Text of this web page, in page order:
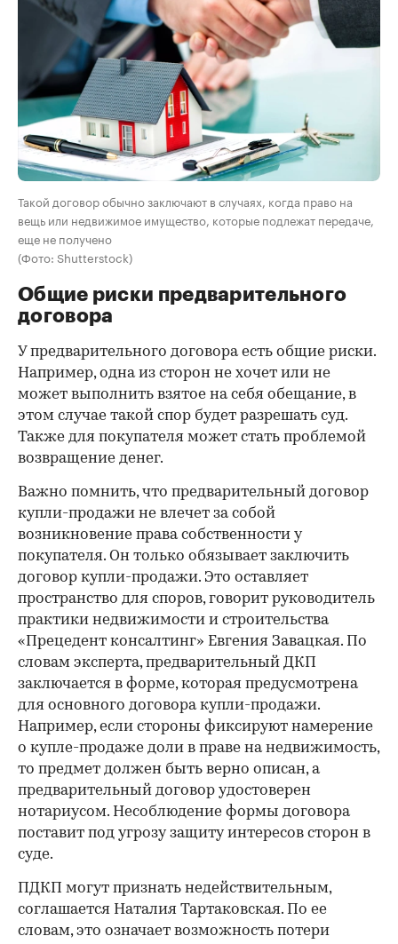
Такой договор обычно заключают в случаях, когда право на
вещь или недвижимое имущество, которые подлежат передаче,
еще не получено
(Фото: Shutterstock)
Общие риски предварительного
договора
У предварительного договора есть общие риски.
Например, одна из сторон не хочет или не
может выполнить взятое на себя обещание, в
этом случае такой спор будет разрешать суд.
Также для покупателя может стать проблемой
возвращение денег.
Важно помнить, что предварительный договор
купли-продажи не влечет за собой
возникновение права собственности у
покупателя. Он только обязывает заключить
договор купли-продажи. Это оставляет
пространство для споров, говорит руководитель
практики недвижимости и строительства
«Прецедент консалтинг» Евгения Завацкая. По
словам эксперта, предварительный ДКП
заключается в форме, которая предусмотрена
для основного договора купли-продажи.
Например, если стороны фиксируют намерение
о купле-продаже доли в праве на недвижимость,
то предмет должен быть верно описан, а
предварительный договор удостоверен
нотариусом. Несоблюдение формы договора
поставит под угрозу защиту интересов сторон в
суде.
ПДКП могут признать недействительным,
соглашается Наталия Тартаковская. По ее
словам, это означает возможность потери